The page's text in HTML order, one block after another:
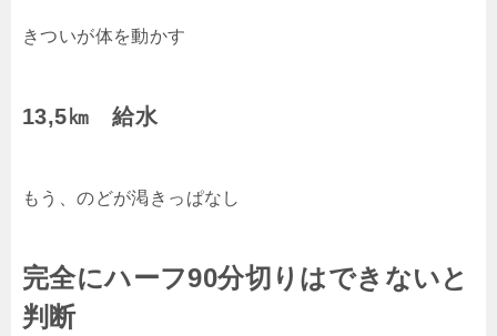
きついが体を動かす
13,5㎞ 給水
もう、のどが渇きっぱなし
完全にハーフ90分切りはできないと
判断